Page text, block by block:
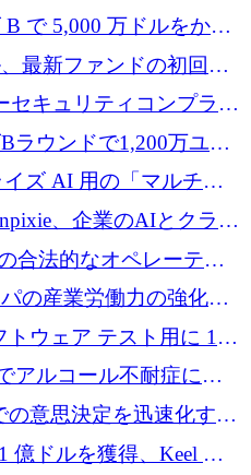
で 5,000 万ドルをかけ
の法律 AI を構築
最新ファンドの初回ク
セキュリティコンプライ
ムのために140万ユーロ
ラウンドで1,200万ユー
ズ AI 用の「マルチプ
ィング システムを構築
万ドルを調達
、企業のAIとクラウ
削減するために470万ポ
合法的なオペレーティ
るために 750 万ユーロ
の産業労働力の強化に
ユーロを獲得
トウェア テスト用に 110
を提供して開始
アルコール不耐症に取
ーロを調達
の意思決定を迅速化する
ス層を構築する
億ドルを獲得、Keel の